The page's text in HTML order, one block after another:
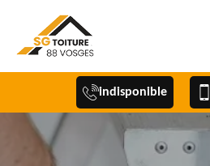
indisponible